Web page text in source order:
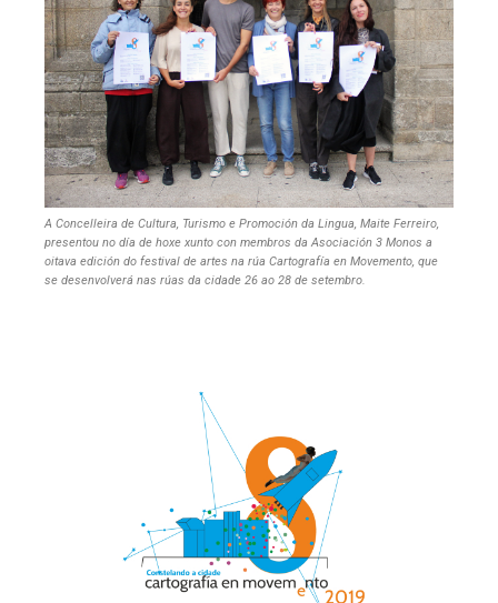
A Concelleira de Cultura, Turismo e Promoción da Lingua, Maite Ferreiro,
presentou no día de hoxe xunto con membros da Asociación 3 Monos a
oitava edición do festival de artes na rúa Cartografía en Movemento, que
se desenvolverá nas rúas da cidade 26 ao 28 de setembro.